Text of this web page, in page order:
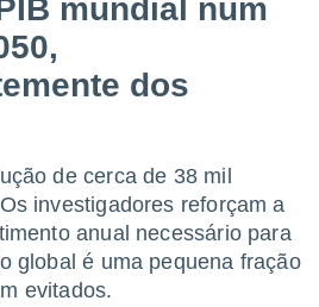
mundial num
dos
de cerca de 38 mil
investigadores reforçam a
anual necessário para
global é uma pequena fração
evitados.